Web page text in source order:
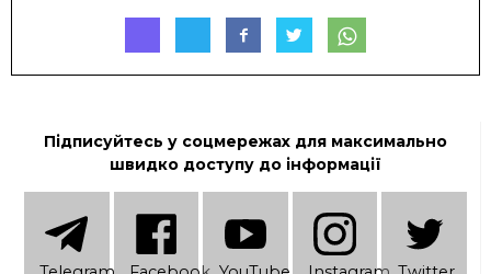
Підписуйтесь у соцмережах для максимально
швидко доступу до інформації